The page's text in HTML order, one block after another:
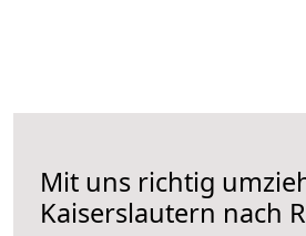
Mit uns richtig
Kaiserslautern nach